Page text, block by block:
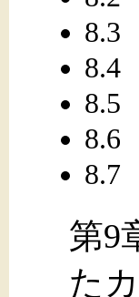
8.3
8.4
8.5
8.6
8.7
第9
た